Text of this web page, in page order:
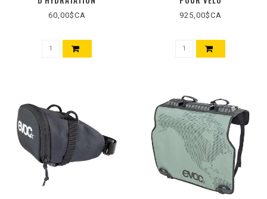
60,00$CA 925,00$CA